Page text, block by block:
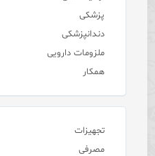
پزشکی
دندانپزشکی
ملزومات دارویی
همکار
تجهیزات
مصرفی